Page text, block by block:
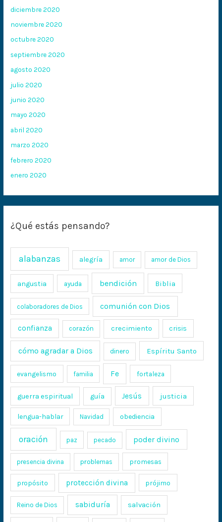
diciembre 2020
noviembre 2020
octubre 2020
septiembre 2020
agosto 2020
julio 2020
junio 2020
mayo 2020
abril 2020
marzo 2020
febrero 2020
enero 2020
¿Qué estás pensando?
alabanzas alegría amor amor de Dios
angustia ayuda bendición Biblia
colaboradores de Dios comunión con Dios
confianza corazón crecimiento crisis
cómo agradar a Dios dinero Espíritu Santo
evangelismo familia Fe fortaleza
guerra espiritual guía Jesús justicia
lengua-hablar Navidad obediencia
oración paz pecado poder divino
presencia divina problemas promesas
propósito protección divina prójimo
Reino de Dios sabiduría salvación